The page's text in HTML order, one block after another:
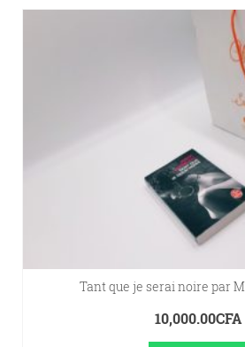
Tant que je serai noire par
10,000.00CFA